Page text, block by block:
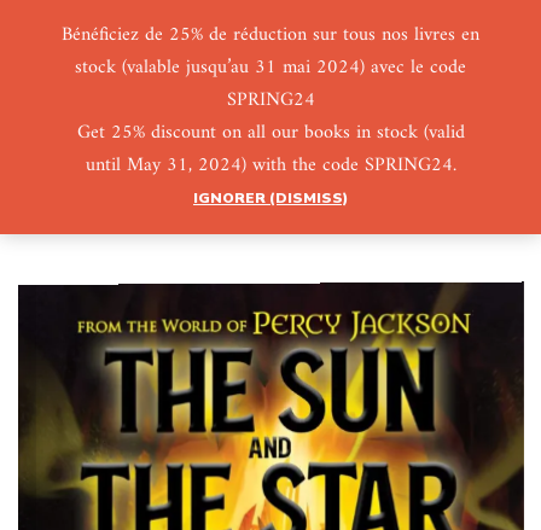
Bénéficiez de 25% de réduction sur tous nos livres en
stock (valable jusqu’au 31 mai 2024) avec le code
SPRING24
Get 25% discount on all our books in stock (valid
until May 31, 2024) with the code SPRING24.
IGNORER (DISMISS)
0 0